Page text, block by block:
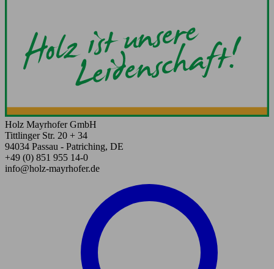
Holz Mayrhofer GmbH
Tittlinger Str. 20 + 34
94034 Passau - Patriching, DE
+49 (0) 851 955 14-0
info@holz-mayrhofer.de